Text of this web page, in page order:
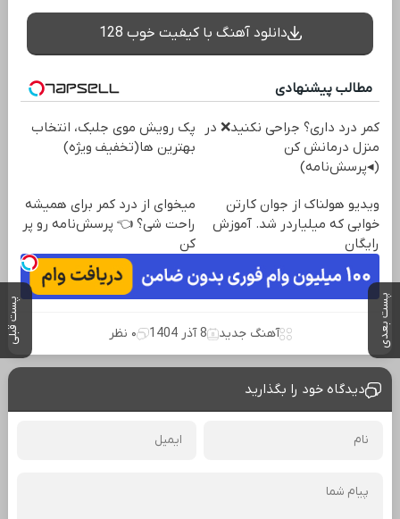
پست بعدی پست قبلی
دانلود آهنگ با کیفیت خوب 128
مطالب پیشنهادی
کمر درد داری؟ جراحی نکنید❌ در
منزل درمانش کن
(◂پرسش‌نامه)
پک رویش موی جلبک، انتخاب
بهترین ها(تخفیف ویژه)
ویدیو هولناک از جوان کارتن
خوابی که میلیاردر شد. آموزش
رایگان
میخوای از درد کمر برای همیشه
راحت شی؟ 👈 پرسش‌نامه رو پر
کن
آهنگ جدید 8 آذر 1404 ۰ نظر
دیدگاه خود را بگذارید